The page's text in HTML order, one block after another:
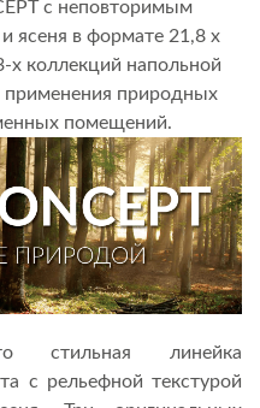
с неповторимым
ясеня в формате 21,8 х
х коллекций напольной
применения природных
помещений.
стильная линейка
с рельефной текстурой